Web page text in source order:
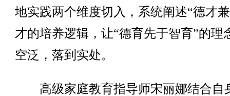
地实践两个维度切入，系统阐述“德才
才的培养逻辑，让“德育先于智育”的理
空泛，落到实处。
高级家庭教育指导师宋丽娜结合自